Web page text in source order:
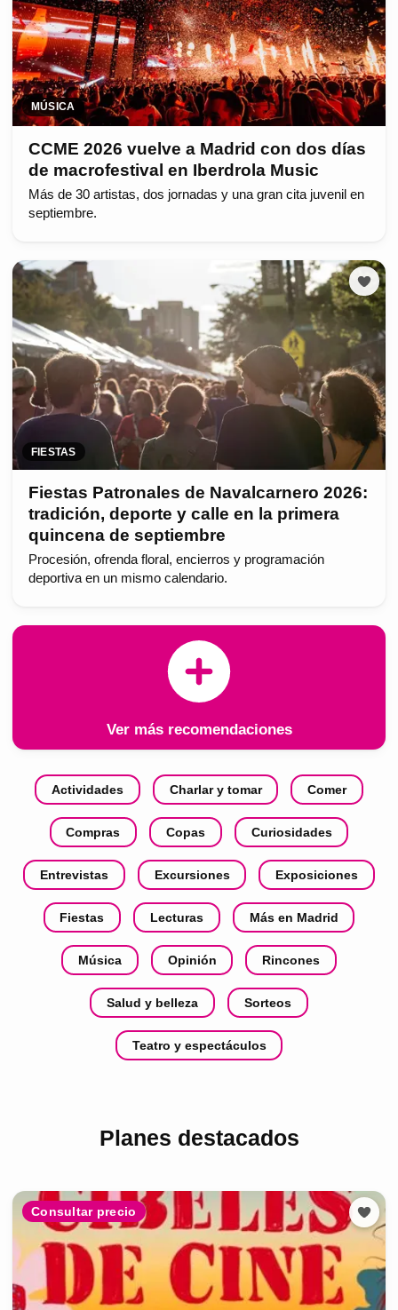
MÚSICA
CCME 2026 vuelve a Madrid con dos días
de macrofestival en Iberdrola Music
Más de 30 artistas, dos jornadas y una gran cita juvenil en
septiembre.
FIESTAS
Fiestas Patronales de Navalcarnero 2026:
tradición, deporte y calle en la primera
quincena de septiembre
Procesión, ofrenda floral, encierros y programación
deportiva en un mismo calendario.
Ver más recomendaciones
Actividades Charlar y tomar Comer
Compras Copas Curiosidades
Entrevistas Excursiones Exposiciones
Fiestas Lecturas Más en Madrid
Música Opinión Rincones
Salud y belleza Sorteos
Teatro y espectáculos
Planes destacados
Consultar precio